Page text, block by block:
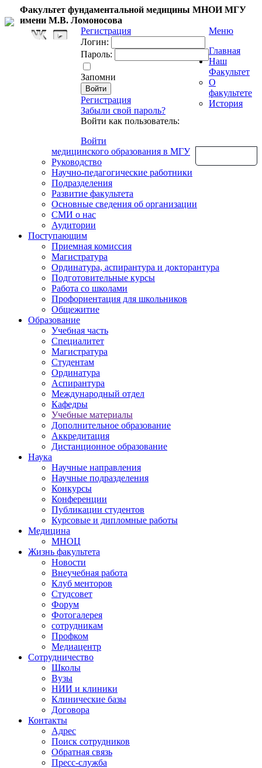
Факультет фундаментальной медицины МНОИ МГУ
имени М.В. Ломоносова
Регистрация
Логин:
Пароль:
Запомни
Регистрация
Забыли свой пароль?
Войти как пользователь:
Войти
Меню
Главная
Наш
Факультет
О
факультете
История
медицинского образования в МГУ
Руководство
Научно-педагогические работники
Подразделения
Развитие факультета
Основные сведения об организации
СМИ о нас
Аудитории
Поступающим
Приемная комиссия
Магистратура
Ординатура, аспирантура и докторантура
Подготовительные курсы
Работа со школами
Профориентация для школьников
Общежитие
Образование
Учебная часть
Специалитет
Магистратура
Студентам
Ординатура
Аспирантура
Международный отдел
Кафедры
Учебные материалы
Дополнительное образование
Аккредитация
Дистанционное образование
Наука
Научные направления
Научные подразделения
Конкурсы
Конференции
Публикации студентов
Курсовые и дипломные работы
Медицина
МНОЦ
Жизнь факультета
Новости
Внеучебная работа
Клуб менторов
Студсовет
Форум
Фотогалерея
сотрудникам
Профком
Медиацентр
Сотрудничество
Школы
Вузы
НИИ и клиники
Клинические базы
Договора
Контакты
Адрес
Поиск сотрудников
Обратная связь
Пресс-служба